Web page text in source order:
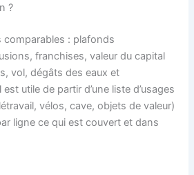
?
comparables : plafonds
franchises, valeur du capital
vol, dégâts des eaux et
utile de partir d’une liste d’usages
vélos, cave, objets de valeur)
ligne ce qui est couvert et dans